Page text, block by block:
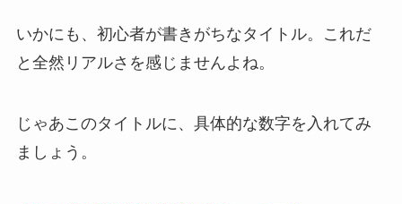
いかにも、初心者が書きがちなタイトル。これだ
と全然リアルさを感じませんよね。
じゃあこのタイトルに、具体的な数字を入れてみ
ましょう。